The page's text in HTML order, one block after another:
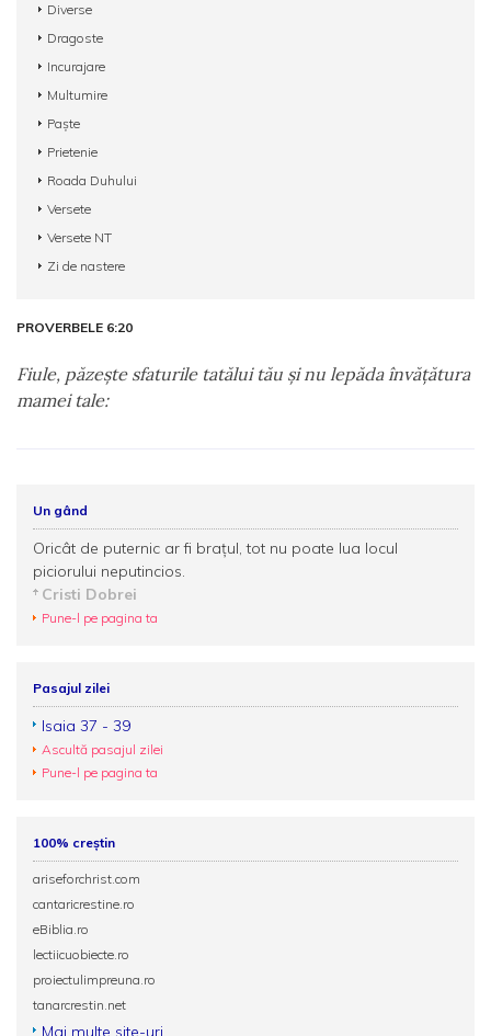
Diverse
Dragoste
Incurajare
Multumire
Paște
Prietenie
Roada Duhului
Versete
Versete NT
Zi de nastere
PROVERBELE 6:20
Fiule, păzeşte sfaturile tatălui tău şi nu lepăda învăţătura
mamei tale:
Un gând
Oricât de puternic ar fi braţul, tot nu poate lua locul
piciorului neputincios.
Cristi Dobrei
Pune-l pe pagina ta
Pasajul zilei
Isaia 37 - 39
Ascultă pasajul zilei
Pune-l pe pagina ta
100% creștin
ariseforchrist.com
cantaricrestine.ro
eBiblia.ro
lectiicuobiecte.ro
proiectulimpreuna.ro
tanarcrestin.net
Mai multe site-uri